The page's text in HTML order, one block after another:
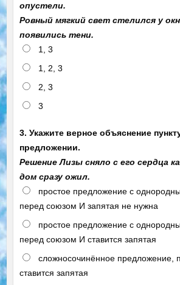
опустели.
Ровный мягкий свет стелился у
появились тени.
1, 3
1, 2, 3
2, 3
3
3. Укажите верное объяснение
предложении.
Решение Лизы сняло с его сердца
дом сразу ожил.
простое предложение с
перед союзом И запятая не нужна
простое предложение с
перед союзом И ставится запятая
сложносочинённое предложение,
ставится запятая